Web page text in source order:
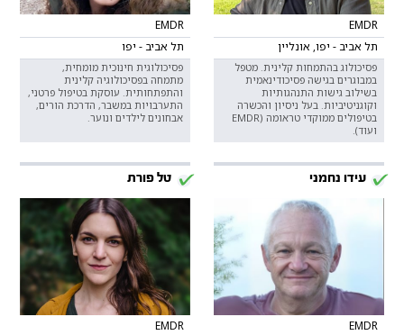
EMDR
תל אביב - יפו, אונליין
פסיכולוג בהתמחות קלינית. מטפל
במבוגרים בגישה פסיכודינאמית
בשילוב גישות התנהגותיות
וקוגניטיביות. בעל ניסיון והכשרה
בטיפולים ממוקדי טראומה (EMDR
ועוד).
EMDR
תל אביב - יפו
פסיכולוגית חינוכית מומחית,
מתמחה בפסיכולוגיה קלינית
והתפתחותית. עוסקת בטיפול פרטני,
התערבויות במשבר, הדרכת הורים,
אבחונים לילדים ונוער.
עידו נחמני
EMDR
טל פורת
EMDR